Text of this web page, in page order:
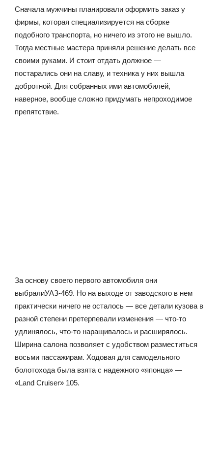
Сначала мужчины планировали оформить заказ у
фирмы, которая специализируется на сборке
подобного транспорта, но ничего из этого не вышло.
Тогда местные мастера приняли решение делать все
своими руками. И стоит отдать должное —
постарались они на славу, и техника у них вышла
добротной. Для собранных ими автомобилей,
наверное, вообще сложно придумать непроходимое
препятствие.
За основу своего первого автомобиля они
выбралиУАЗ-469. Но на выходе от заводского в нем
практически ничего не осталось — все детали кузова в
разной степени претерпевали изменения — что-то
удлинялось, что-то наращивалось и расширялось.
Ширина салона позволяет с удобством разместиться
восьми пассажирам. Ходовая для самодельного
болотохода была взята с надежного «японца» —
«Land Cruiser» 105.